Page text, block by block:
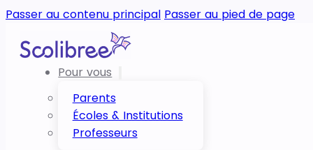
Passer au contenu principal Passer au pied de page
Pour vous
Parents
Écoles & Institutions
Professeurs